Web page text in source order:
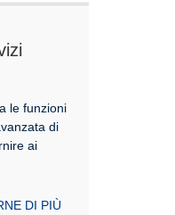
nuova
le funzioni
di
ai
DI PIÙ